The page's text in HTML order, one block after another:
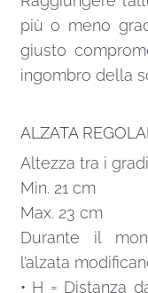
più o meno
giusto
ingombro della
ALZATA
Altezza tra i
Min. 21 cm
Max. 23 cm
Durante il
l’alzata
• H = Distanza